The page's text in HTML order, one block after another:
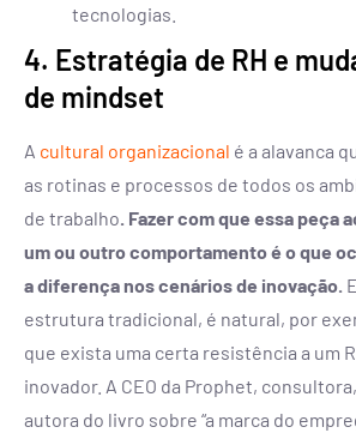
tecnologias.
4. Estratégia de RH e
de mindset
A cultural organizacional é a alavanca
as rotinas e processos de todos os
de trabalho . Fazer com que essa peça
um ou outro comportamento é o que
a diferença nos cenários de inovação.
estrutura tradicional, é natural, por
que exista uma certa resistência a um
inovador. A CEO da Prophet,
autora do livro sobre “a marca do